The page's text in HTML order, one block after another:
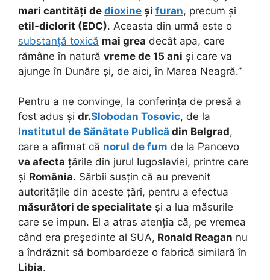
mari cantități de dioxine și furan, precum și
etil-diclorit (EDC). Aceasta din urmă este o
substanță toxică mai grea decât apa, care
rămâne în natură vreme de 15 ani și care va
ajunge în Dunăre și, de aici, în Marea Neagră.”
Pentru a ne convinge, la conferința de presă a
fost adus și dr.Slobodan Tosovic, de la
Institutul de Sănătate Publică din Belgrad,
care a afirmat că norul de fum de la Pancevo
va afecta țările din jurul Iugoslaviei, printre care
și România. Sârbii susțin că au prevenit
autoritățile din aceste țări, pentru a efectua
măsurători de specialitate și a lua măsurile
care se impun. El a atras atenția că, pe vremea
când era președinte al SUA, Ronald Reagan nu
a îndrăznit să bombardeze o fabrică similară în
Libia.